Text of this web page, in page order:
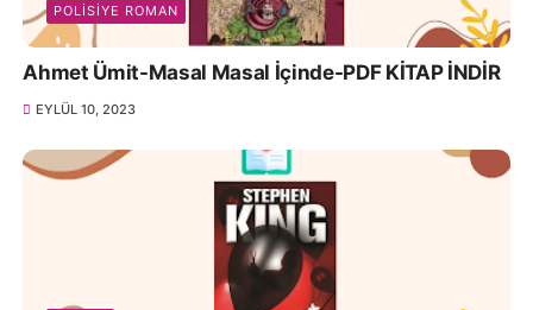
POLISIYE ROMAN
Ahmet Ümit-Masal Masal İçinde-PDF KİTAP İNDİR
EYLÜL 10, 2023